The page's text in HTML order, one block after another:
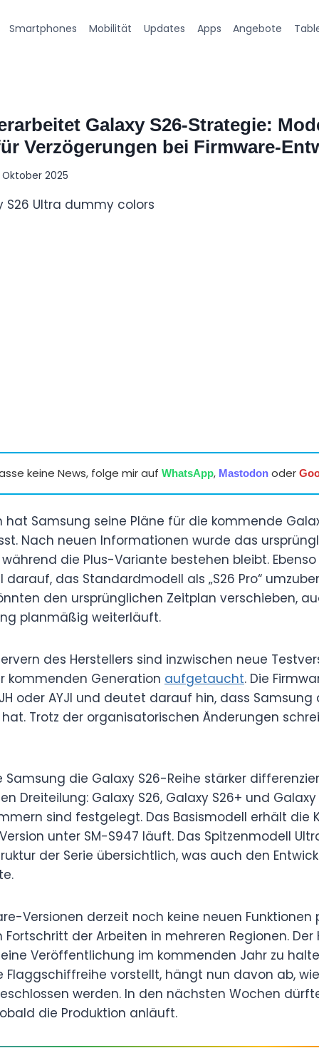
Smartphones Mobilität Updates Apps Angebote
Galaxy S26-Strategie:
Verzögerungen bei Firmware-
2025
keine News, folge mir auf WhatsApp, Mastodonoder
hat Samsung seine Pläne für die kommende
Nach neuen Informationen wurde das
die Plus-Variante bestehen bleibt.
das Standardmodell als „S26 Pro“
den ursprünglichen Zeitplan verschieben,
planmäßig weiterläuft.
des Herstellers sind inzwischen neue
kommenden Generation aufgetaucht. Die
oder AYJI und deutet darauf hin, dass
Trotz der organisatorischen Änderungen
Samsung die Galaxy S26-Reihe stärker
Dreiteilung: Galaxy S26, Galaxy S26+ und Galaxy
sind festgelegt. Das Basismodell erhält die
unter SM-S947 läuft. Das Spitzenmodell
der Serie übersichtlich, was auch den
Versionen derzeit noch keine neuen Funktionen
der Arbeiten in mehreren Regionen. Der
Veröffentlichung im kommenden Jahr zu
Flaggschiffreihe vorstellt, hängt nun davon ab,
werden. In den nächsten Wochen
die Produktion anläuft.